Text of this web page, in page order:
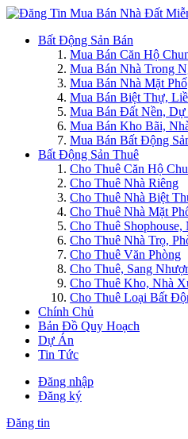
Bất Động Sản Bán
Mua Bán Căn Hộ
Mua Bán Nhà Trong
Mua Bán Nhà Mặt Phố
Mua Bán Biệt Thự,
Mua Bán Đất Nền,
Mua Bán Kho Bãi,
Mua Bán Bất Động
Bất Động Sản Thuê
Cho Thuê Căn Hộ
Cho Thuê Nhà Riêng
Cho Thuê Nhà Biệt
Cho Thuê Nhà Mặt
Cho Thuê
Cho Thuê Nhà Trọ,
Cho Thuê Văn Phòng
Cho Thuê, Sang
Cho Thuê Kho, Nhà
Cho Thuê Loại Bất
Chính Chủ
Bản Đồ Quy Hoạch
Dự Án
Tin Tức
Đăng nhập
Đăng ký
Đăng tin